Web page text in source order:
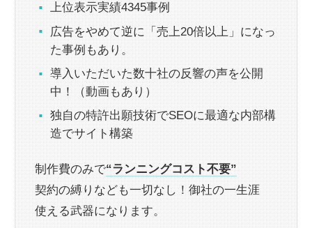
上位表示実績4345事例
広告をやめて逆に「売上20倍以上」になっ
た事例もあり。
導入いただいた数十社の反響の声を公開
中！（動画もあり）
独自の特許出願技術でSEOに最適な内部構
造でサイト構築
制作費のみで“ランニングコスト不要”
契約の縛りなども一切なし！御社の一生涯
使える武器になります。